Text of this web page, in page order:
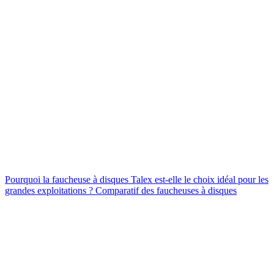
Pourquoi la faucheuse à disques Talex est-elle le choix idéal pour les
grandes exploitations ? Comparatif des faucheuses à disques